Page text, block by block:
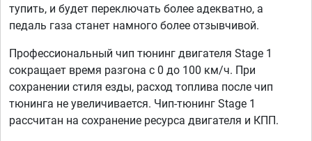
тупить, и будет переключать более адекватно, а
педаль газа станет намного более отзывчивой.
Профессиональный чип тюнинг двигателя Stage 1
сокращает время разгона с 0 до 100 км/ч. При
сохранении стиля езды, расход топлива после чип
тюнинга не увеличивается. Чип-тюнинг Stage 1
рассчитан на сохранение ресурса двигателя и КПП.